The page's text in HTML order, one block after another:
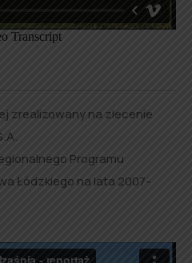
zrealizowany na zlecenie
Programu
Łódzkiego na lata 2007-